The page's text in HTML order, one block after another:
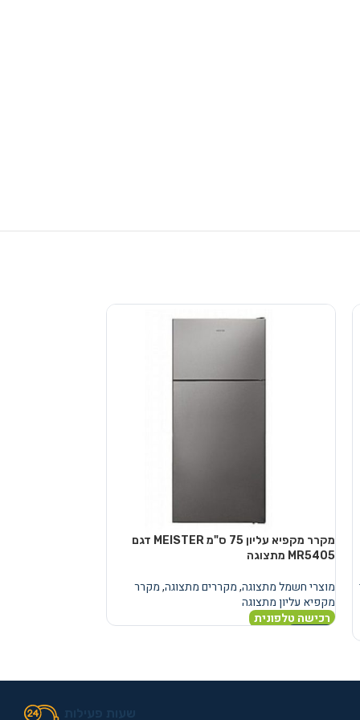
מקרר מקפיא עליון 75 ס"מ MEISTER דגם
MR5405 מתצוגה
מוצרי חשמל מתצוגה,מקררים מתצוגה,מקרר
מקפיא עליון מתצוגה
רכישה טלפונית